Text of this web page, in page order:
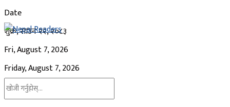
Date
शुक्र, साउन २२, २०८३
Fri, August 7, 2026
Friday, August 7, 2026